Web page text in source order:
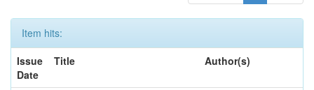
Item hits:
Issue
Date
Title Author(s)